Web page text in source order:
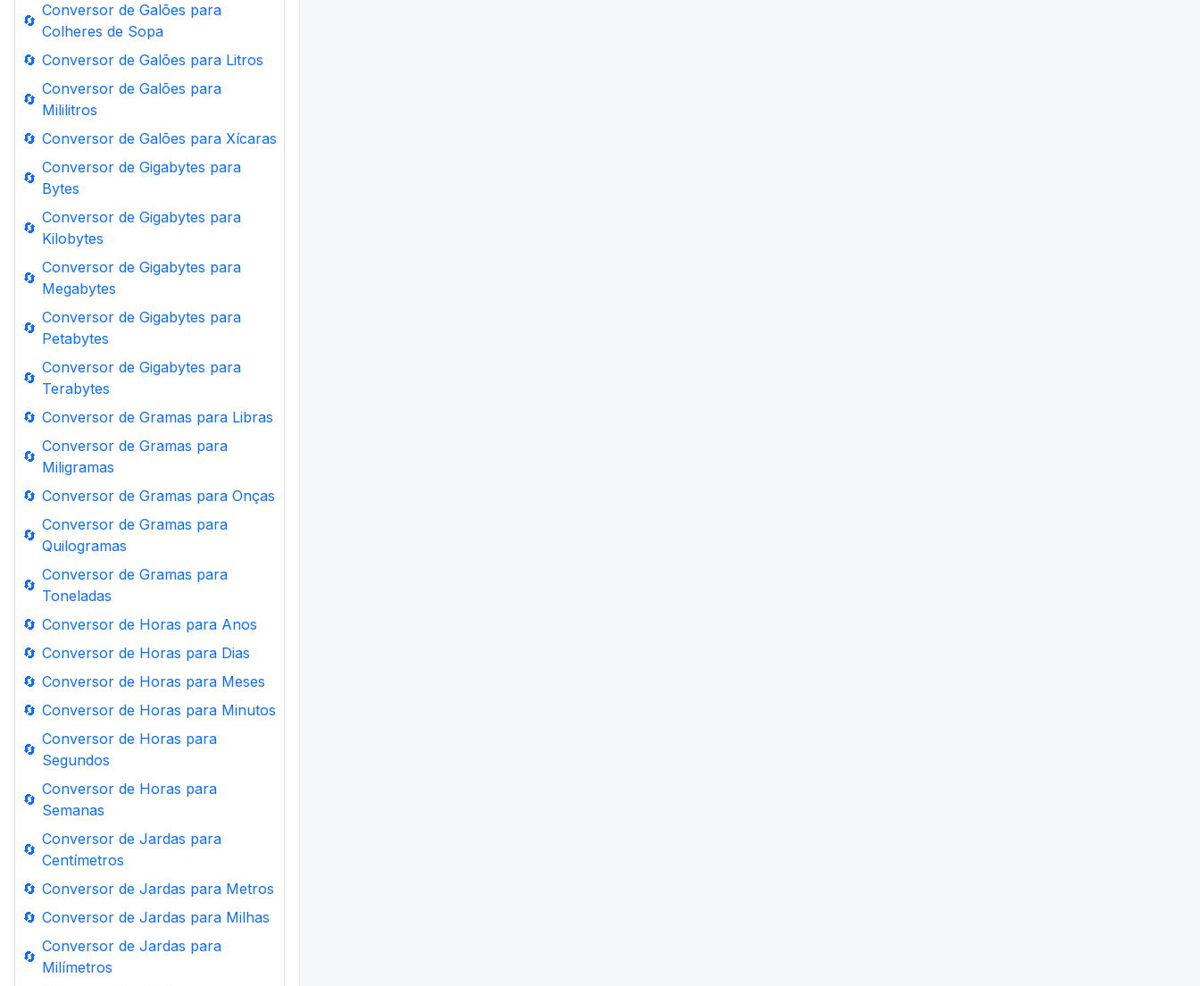
🔄
Conversor de Galões para
Colheres de Sopa
🔄 Conversor de Galões para Litros
🔄
Conversor de Galões para
Mililitros
🔄 Conversor de Galões para Xícaras
🔄
Conversor de Gigabytes para
Bytes
🔄
Conversor de Gigabytes para
Kilobytes
🔄
Conversor de Gigabytes para
Megabytes
🔄
Conversor de Gigabytes para
Petabytes
🔄
Conversor de Gigabytes para
Terabytes
🔄 Conversor de Gramas para Libras
🔄
Conversor de Gramas para
Miligramas
🔄 Conversor de Gramas para Onças
🔄
Conversor de Gramas para
Quilogramas
🔄
Conversor de Gramas para
Toneladas
🔄 Conversor de Horas para Anos
🔄 Conversor de Horas para Dias
🔄 Conversor de Horas para Meses
🔄 Conversor de Horas para Minutos
🔄
Conversor de Horas para
Segundos
🔄
Conversor de Horas para
Semanas
🔄
Conversor de Jardas para
Centímetros
🔄 Conversor de Jardas para Metros
🔄 Conversor de Jardas para Milhas
🔄
Conversor de Jardas para
Milímetros